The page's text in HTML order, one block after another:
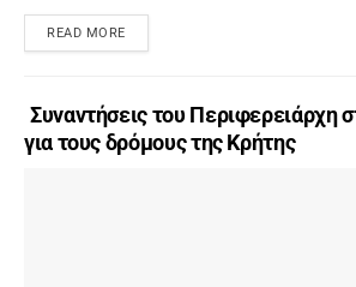
READ MORE
Συναντήσεις του Περιφερειάρχη
για τους δρόμους της Κρήτης